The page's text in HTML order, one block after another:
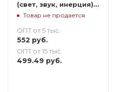
(свет, звук, инерция) -
18 см
Товар не продается
ОПТ от 5 тыс.
552 руб.
ОПТ от 15 тыс.
499.49 руб.